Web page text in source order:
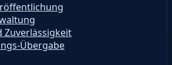
Zuverlässigkeit
Übergabe